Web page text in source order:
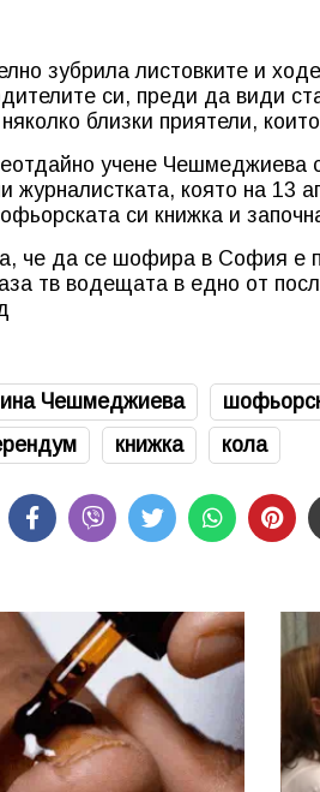
зубрила листовките и
си, преди да види
близки приятели,
учене Чешмеджиева
журналистката, която на 13
си книжка и
че да се шофира в София е
тв водещата в едно от
Чешмеджиева
книжка кола